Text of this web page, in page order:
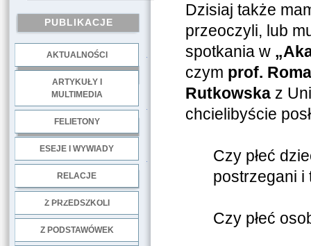
PUBLIKACJE
AKTUALNOŚCI
ARTYKUŁY I
MULTIMEDIA
FELIETONY
ESEJE I WYWIADY
RELACJE
Z PRZEDSZKOLI
Z PODSTAWÓWEK
Dzisiaj także
przeoczyli, lub
spotkania w
czym prof.
Rutkowskaz
chcielibyście
Czy płeć
postrzegani i
Czy płeć